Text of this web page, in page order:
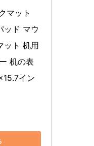
マット
ッド マウ
ット 机用
机の表
イン